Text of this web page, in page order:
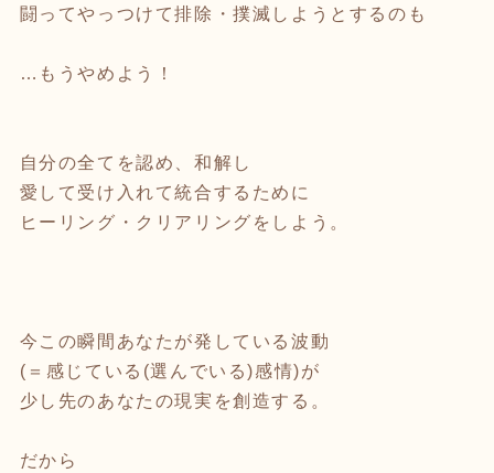
闘ってやっつけて排除・撲滅しようとするのも
…もうやめよう！
自分の全てを認め、和解し
愛して受け入れて統合するために
ヒーリング・クリアリングをしよう。
今この瞬間あなたが発している波動
(＝感じている(選んでいる)感情)が
少し先のあなたの現実を創造する。
だから